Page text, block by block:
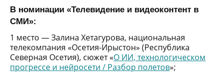
В номинации «Телевидение и видеоконтент в
СМИ»:
1 место — Залина Хетагурова, национальная
телекомпания «Осетия-Ирыстон» (Республика
Северная Осетия), сюжет «О ИИ, технологическом
прогрессе и нейросети / Разбор полетов»;